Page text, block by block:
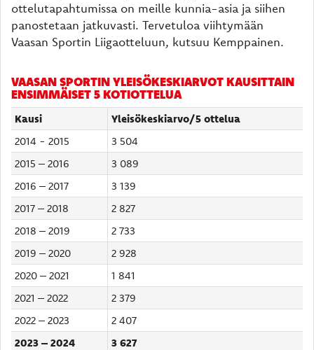
ottelutapahtumissa on meille kunnia-asia ja siihen
panostetaan jatkuvasti. Tervetuloa viihtymään
Vaasan Sportin Liigaotteluun, kutsuu Kemppainen.
VAASAN SPORTIN YLEISÖKESKIARVOT KAUSITTAIN
ENSIMMÄISET 5 KOTIOTTELUA
Kausi Yleisökeskiarvo/5 ottelua
2014 - 2015
3 504
2015 – 2016
3 089
2016 – 2017
3 139
2017 – 2018
2 827
2018 – 2019
2 733
2019 – 2020
2 928
2020 – 2021
1 841
2021 – 2022
2 379
2022 – 2023
2 407
2023 – 2024 3 627